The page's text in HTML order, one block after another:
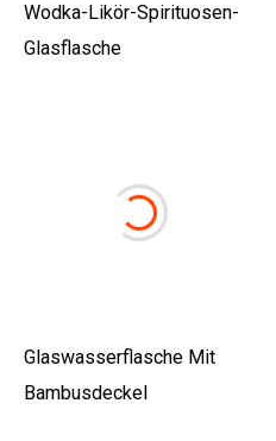
Wodka-Likör-Spirituosen-
Glasflasche
Glaswasserflasche Mit
Bambusdeckel